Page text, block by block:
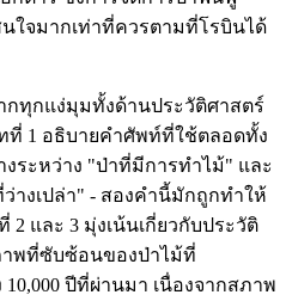
ใจมากเท่าที่ควรตามที่โรบินได้
กทุกแง่มุมทั้งด้านประวัติศาสตร์
ที่ 1 อธิบายคำศัพท์ที่ใช้ตลอดทั้ง
ระหว่าง "ป่าที่มีการทำไม้" และ
างเปล่า" - สองคำนี้มักถูกทำให้
และ 3 มุ่งเน้นเกี่ยวกับประวัติ
าพที่ซับซ้อนของป่าไม้ที่
ปีที่ผ่านมา เนื่องจากสภาพ